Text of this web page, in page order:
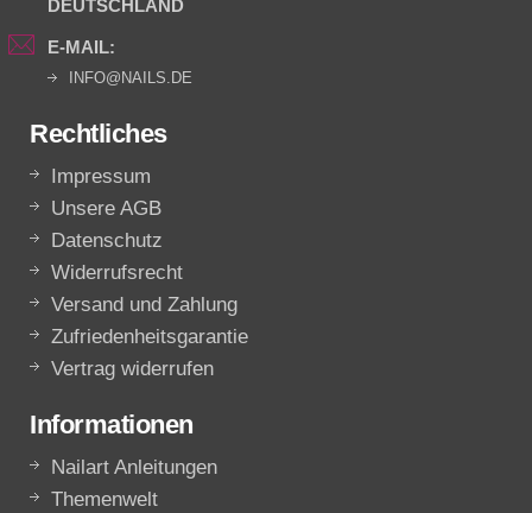
DEUTSCHLAND
E-MAIL:
INFO@NAILS.DE
Rechtliches
Impressum
Unsere AGB
Datenschutz
Widerrufsrecht
Versand und Zahlung
Zufriedenheitsgarantie
Vertrag widerrufen
Informationen
Nailart Anleitungen
Themenwelt